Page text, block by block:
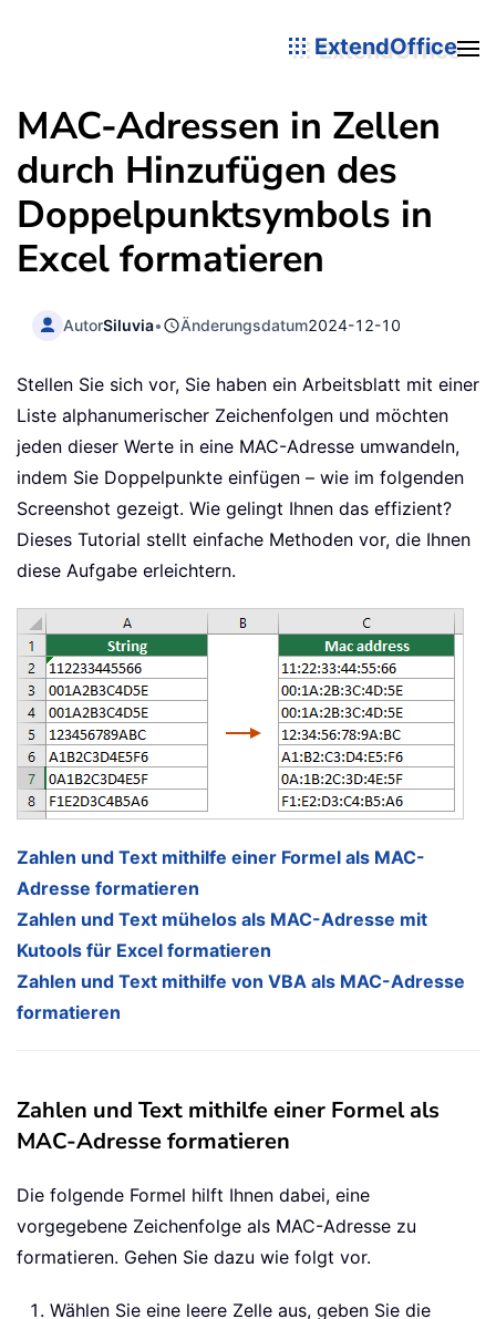
ExtendOffice
MAC-Adressen in Zellen
durch Hinzufügen des
Doppelpunktsymbols in
Excel formatieren
AutorSiluvia• Änderungsdatum2024-12-10
Stellen Sie sich vor, Sie haben ein Arbeitsblatt mit einer
Liste alphanumerischer Zeichenfolgen und möchten
jeden dieser Werte in eine MAC-Adresse umwandeln,
indem Sie Doppelpunkte einfügen – wie im folgenden
Screenshot gezeigt. Wie gelingt Ihnen das effizient?
Dieses Tutorial stellt einfache Methoden vor, die Ihnen
diese Aufgabe erleichtern.
Zahlen und Text mithilfe einer Formel als MAC-
Adresse formatieren
Zahlen und Text mühelos als MAC-Adresse mit
Kutools für Excel formatieren
Zahlen und Text mithilfe von VBA als MAC-Adresse
formatieren
Zahlen und Text mithilfe einer Formel als
MAC-Adresse formatieren
Die folgende Formel hilft Ihnen dabei, eine
vorgegebene Zeichenfolge als MAC-Adresse zu
formatieren. Gehen Sie dazu wie folgt vor.
Wählen Sie eine leere Zelle aus, geben Sie die